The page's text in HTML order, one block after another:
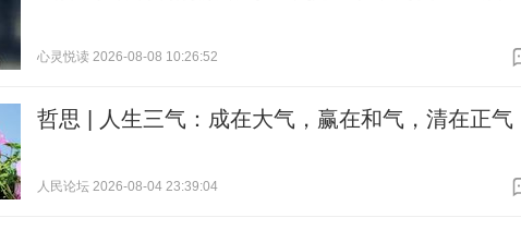
心灵悦读 2026-08-08 10:26:52
哲思 | 人生三气：成在大气，赢在和气，清在正气
人民论坛 2026-08-04 23:39:04